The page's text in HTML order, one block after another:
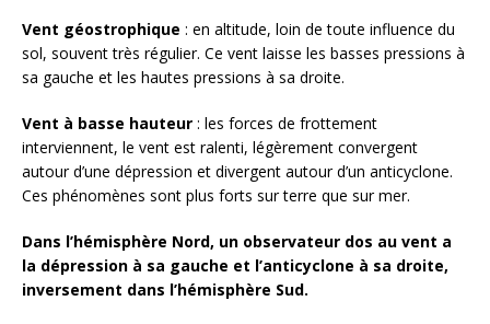
Vent géostrophique : en altitude, loin de toute influence du
sol, souvent très régulier. Ce vent laisse les basses pressions à
sa gauche et les hautes pressions à sa droite.
Vent à basse hauteur : les forces de frottement
interviennent, le vent est ralenti, légèrement convergent
autour d’une dépression et divergent autour d’un anticyclone.
Ces phénomènes sont plus forts sur terre que sur mer.
Dans l’hémisphère Nord, un observateur dos au vent a
la dépression à sa gauche et l’anticyclone à sa droite,
inversement dans l’hémisphère Sud.